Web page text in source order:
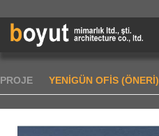
PROJE YENİGÜN OFİS (ÖNERİ)